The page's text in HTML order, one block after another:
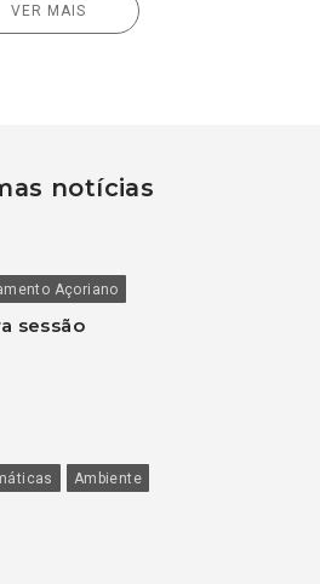
VER MAIS
notícias
Açoriano
sessão
Ambiente